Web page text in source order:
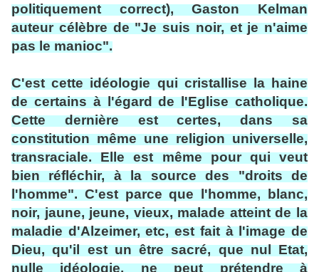
politiquement correct), Gaston Kelman
auteur célèbre de "Je suis noir, et je n'aime
pas le manioc".
C'est cette idéologie qui cristallise la haine
de certains à l'égard de l'Eglise catholique.
Cette dernière est certes, dans sa
constitution même une religion universelle,
transraciale. Elle est même pour qui veut
bien réfléchir, à la source des "droits de
l'homme". C'est parce que l'homme, blanc,
noir, jaune, jeune, vieux, malade atteint de la
maladie d'Alzeimer, etc, est fait à l'image de
Dieu, qu'il est un être sacré, que nul Etat,
nulle idéologie, ne peut prétendre à